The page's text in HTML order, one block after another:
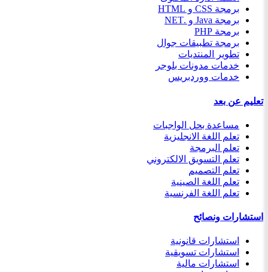
برمجة CSS و HTML
برمجة Java و .NET
برمجة PHP
برمجة تطبيقات جوال
تطوير المنتديات
خدمات مدونات بلوجر
خدمات ووردبريس
تعليم عن بعد
مساعدة بحل الواجبات
تعلم اللغة الانجليزية
تعلم البرمجة
تعلم التسويق الالكتروني
تعلم التصميم
تعلم اللغة الصينية
تعلم اللغة الفرنسية
استشارات ونصائح
استشارات قانونية
استشارات تسويقية
استشارات مالية